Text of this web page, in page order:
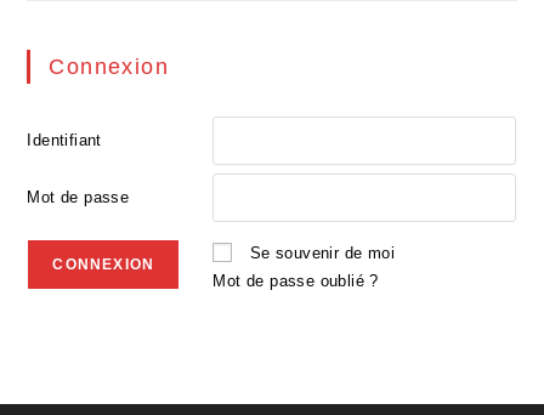
Connexion
Identifiant
Mot de passe
Se souvenir de moi
Mot de passe oublié ?